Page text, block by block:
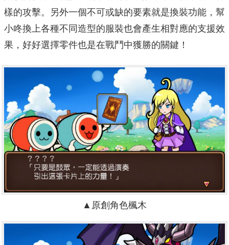
樣的攻擊。另外一個不可或缺的要素就是換裝功能，幫
小咚換上各種不同造型的服裝也會產生相對應的支援效
果，好好選擇零件也是在戰鬥中獲勝的關鍵！
▲原創角色楓木